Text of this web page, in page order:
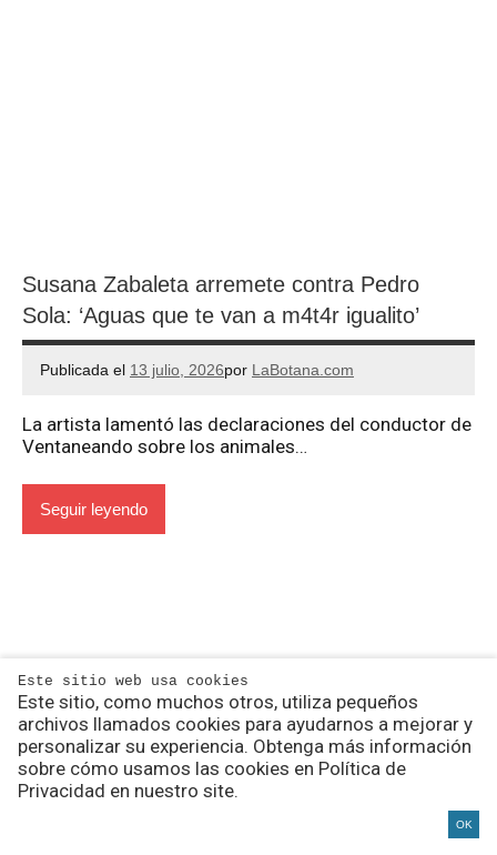
Susana Zabaleta arremete contra Pedro
Sola: ‘Aguas que te van a m4t4r igualito’
Publicada el 13 julio, 2026por LaBotana.com
La artista lamentó las declaraciones del conductor de
Ventaneando sobre los animales…
Seguir leyendo
Noticias de los Famosos
Este sitio web usa cookies
Este sitio, como muchos otros, utiliza pequeños
archivos llamados cookies para ayudarnos a mejorar y
personalizar su experiencia. Obtenga más información
sobre cómo usamos las cookies en Política de
Privacidad en nuestro site.
OK